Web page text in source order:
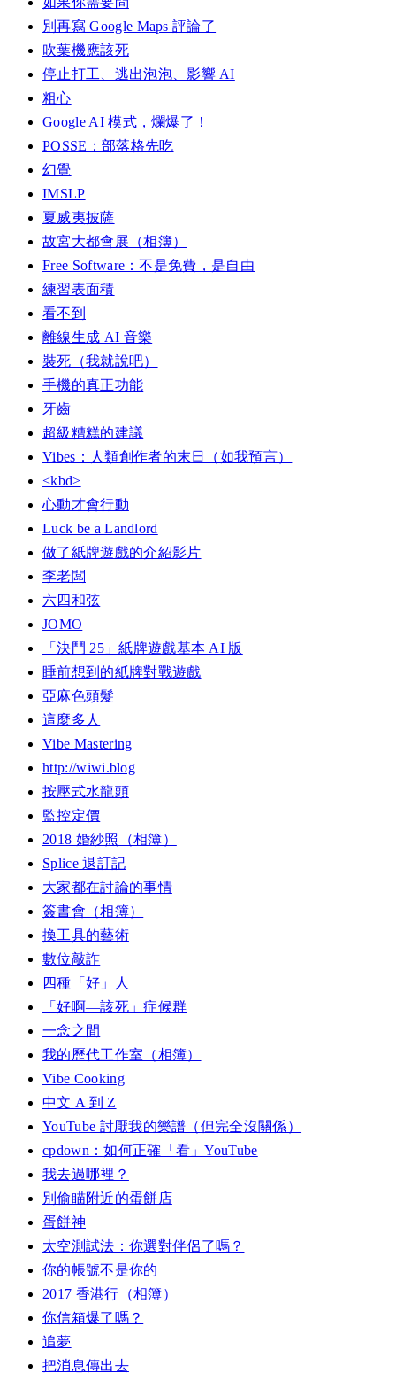
別再寫 Google Maps 評論了
吹葉機應該死
停止打工、逃出泡泡、影響 AI
粗心
Google AI 模式，爛爆了！
POSSE：部落格先吃
幻覺
IMSLP
夏威夷披薩
故宮大都會展（相簿）
Free Software：不是免費，是自由
練習表面積
看不到
離線生成 AI 音樂
裝死（我就說吧）
手機的真正功能
牙齒
超級糟糕的建議
Vibes：人類創作者的末日（如我預言）
<kbd>
心動才會行動
Luck be a Landlord
做了紙牌遊戲的介紹影片
李老闆
六四和弦
JOMO
「決鬥 25」紙牌遊戲基本 AI 版
睡前想到的紙牌對戰遊戲
亞麻色頭髮
這麼多人
Vibe Mastering
http://wiwi.blog
按壓式水龍頭
監控定價
2018 婚紗照（相簿）
Splice 退訂記
大家都在討論的事情
簽書會（相簿）
換工具的藝術
數位敲詐
四種「好」人
「好啊—該死」症候群
一念之間
我的歷代工作室（相簿）
Vibe Cooking
中文 A 到 Z
YouTube 討厭我的樂譜（但完全沒關係）
cpdown：如何正確「看」YouTube
我去過哪裡？
別偷瞄附近的蛋餅店
蛋餅神
太空測試法：你選對伴侶了嗎？
你的帳號不是你的
2017 香港行（相簿）
你信箱爆了嗎？
追夢
把消息傳出去